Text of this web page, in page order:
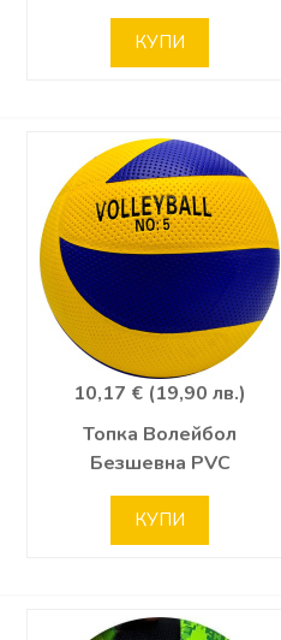
КУПИ
10,17 € (19,90 лв.)
Топка Волейбол
Безшевна PVC
КУПИ